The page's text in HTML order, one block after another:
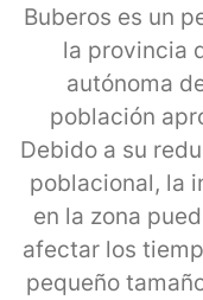
Buberos es un
la provincia
autónoma
población
Debido a su
poblacional, la
en la zona
afectar los
pequeño